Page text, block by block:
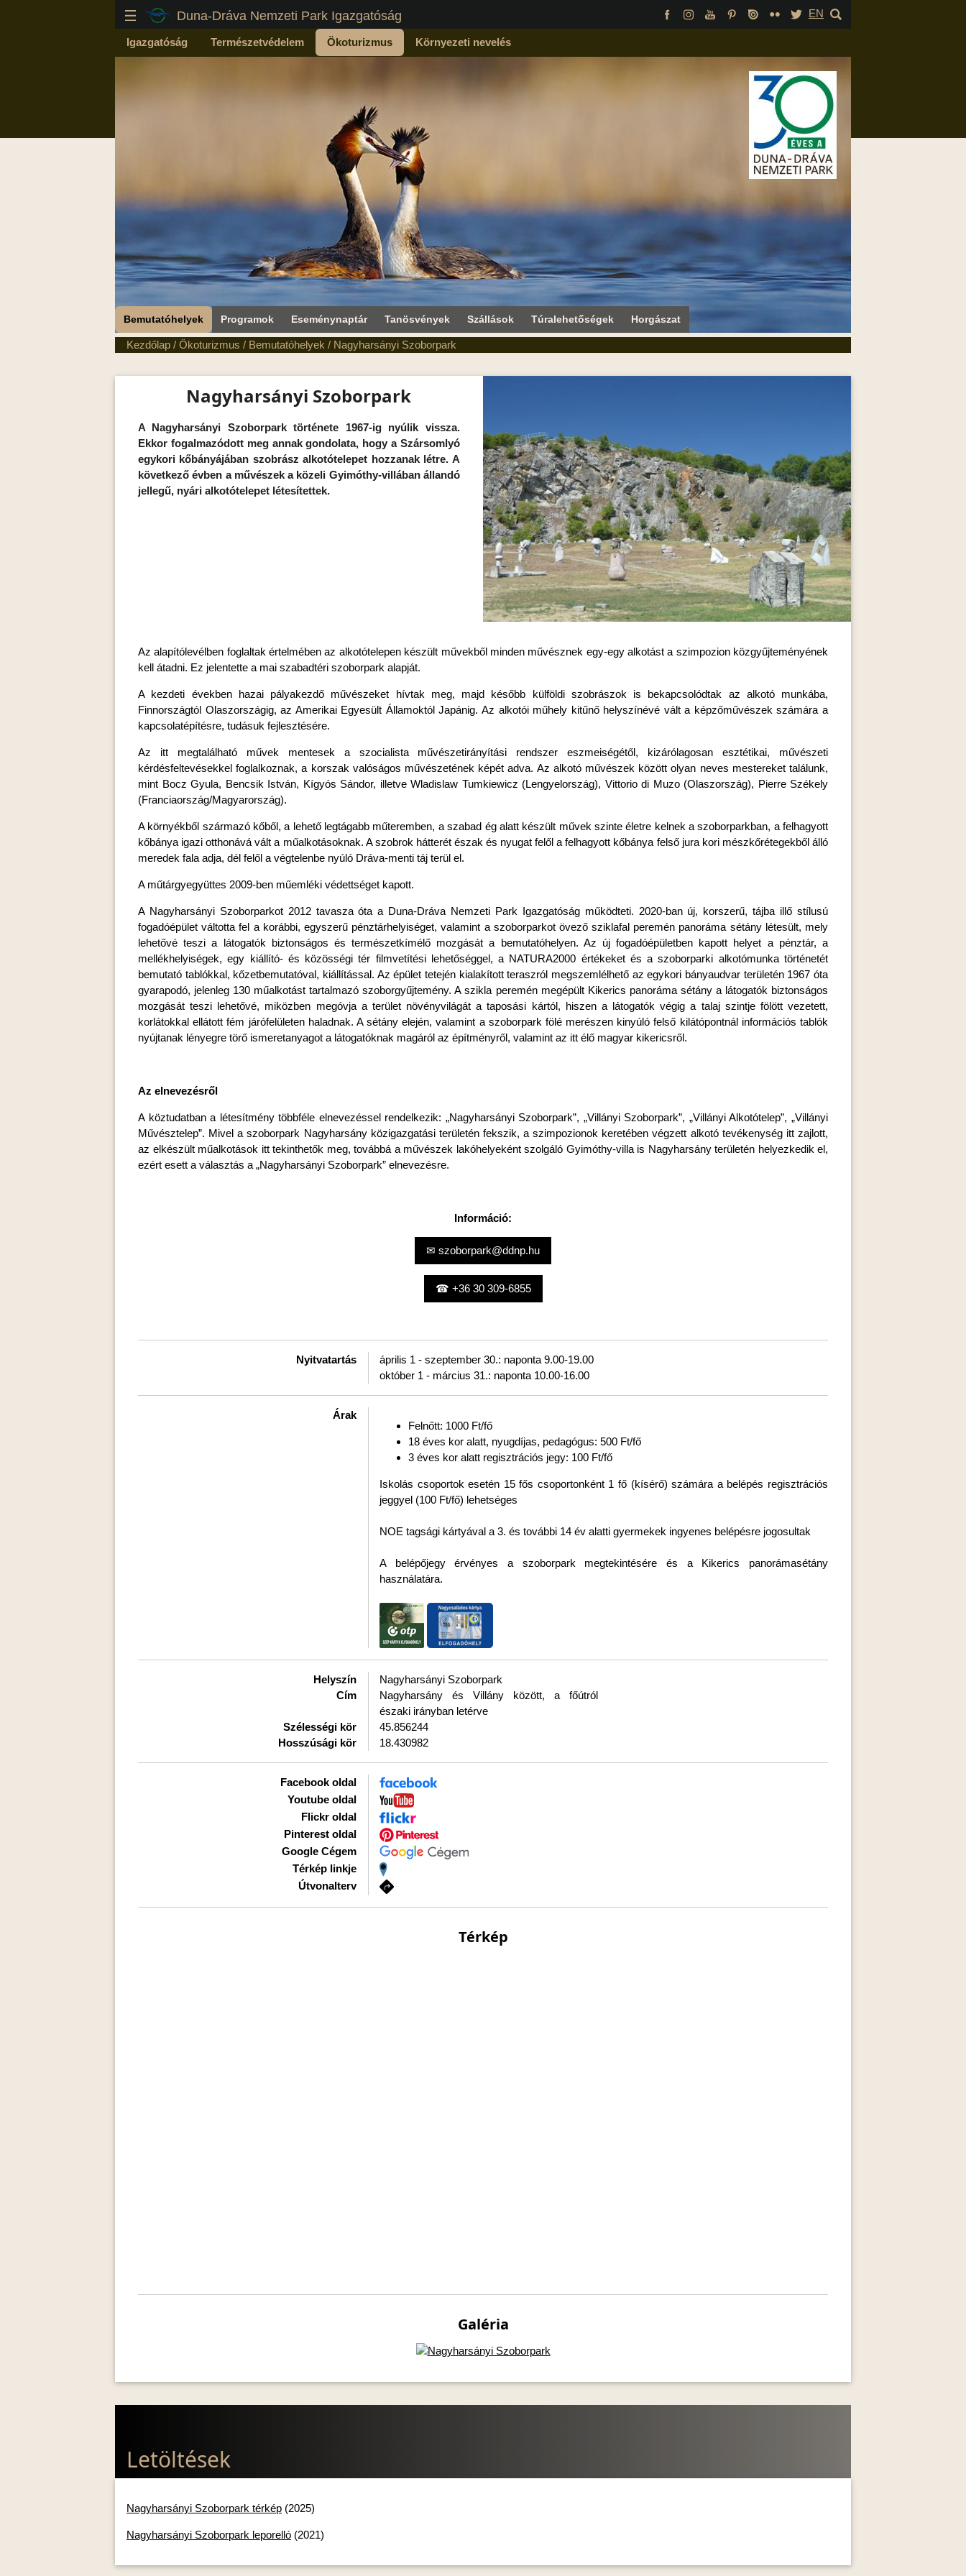
Duna-Dráva Nemzeti Park Igazgatóság EN
Igazgatóság Természetvédelem Ökoturizmus Környezeti nevelés
Bemutatóhelyek Programok Eseménynaptár Tanösvények Szállások Túralehetőségek Horgászat
Kezdőlap / Ökoturizmus / Bemutatóhelyek / Nagyharsányi Szoborpark
Nagyharsányi Szoborpark
A Nagyharsányi Szoborpark története 1967-ig nyúlik vissza.
Ekkor fogalmazódott meg annak gondolata, hogy a Szársomlyó
egykori kőbányájában szobrász alkotótelepet hozzanak létre. A
következő évben a művészek a közeli Gyimóthy-villában állandó
jellegű, nyári alkotótelepet létesítettek.
Az alapítólevélben foglaltak értelmében az alkotótelepen készült művekből minden művésznek egy-egy alkotást a szimpozion közgyűjteményének
kell átadni. Ez jelentette a mai szabadtéri szoborpark alapját.
A kezdeti években hazai pályakezdő művészeket hívtak meg, majd később külföldi szobrászok is bekapcsolódtak az alkotó munkába,
Finnországtól Olaszországig, az Amerikai Egyesült Államoktól Japánig. Az alkotói műhely kitűnő helyszínévé vált a képzőművészek számára a
kapcsolatépítésre, tudásuk fejlesztésére.
Az itt megtalálható művek mentesek a szocialista művészetirányítási rendszer eszmeiségétől, kizárólagosan esztétikai, művészeti
kérdésfeltevésekkel foglalkoznak, a korszak valóságos művészetének képét adva. Az alkotó művészek között olyan neves mestereket találunk,
mint Bocz Gyula, Bencsik István, Kígyós Sándor, illetve Wladislaw Tumkiewicz (Lengyelország), Vittorio di Muzo (Olaszország), Pierre Székely
(Franciaország/Magyarország).
A környékből származó kőből, a lehető legtágabb műteremben, a szabad ég alatt készült művek szinte életre kelnek a szoborparkban, a felhagyott
kőbánya igazi otthonává vált a műalkotásoknak. A szobrok hátterét észak és nyugat felől a felhagyott kőbánya felső jura kori mészkőrétegekből álló
meredek fala adja, dél felől a végtelenbe nyúló Dráva-menti táj terül el.
A műtárgyegyüttes 2009-ben műemléki védettséget kapott.
A Nagyharsányi Szoborparkot 2012 tavasza óta a Duna-Dráva Nemzeti Park Igazgatóság működteti. 2020-ban új, korszerű, tájba illő stílusú
fogadóépület váltotta fel a korábbi, egyszerű pénztárhelyiséget, valamint a szoborparkot övező sziklafal peremén panoráma sétány létesült, mely
lehetővé teszi a látogatók biztonságos és természetkímélő mozgását a bemutatóhelyen. Az új fogadóépületben kapott helyet a pénztár, a
mellékhelyiségek, egy kiállító- és közösségi tér filmvetítési lehetőséggel, a NATURA2000 értékeket és a szoborparki alkotómunka történetét
bemutató tablókkal, kőzetbemutatóval, kiállítással. Az épület tetején kialakított teraszról megszemlélhető az egykori bányaudvar területén 1967 óta
gyarapodó, jelenleg 130 műalkotást tartalmazó szoborgyűjtemény. A szikla peremén megépült Kikerics panoráma sétány a látogatók biztonságos
mozgását teszi lehetővé, miközben megóvja a terület növényvilágát a taposási kártól, hiszen a látogatók végig a talaj szintje fölött vezetett,
korlátokkal ellátott fém járófelületen haladnak. A sétány elején, valamint a szoborpark fölé merészen kinyúló felső kilátópontnál információs tablók
nyújtanak lényegre törő ismeretanyagot a látogatóknak magáról az építményről, valamint az itt élő magyar kikericsről.
Az elnevezésről
A köztudatban a létesítmény többféle elnevezéssel rendelkezik: „Nagyharsányi Szoborpark”, „Villányi Szoborpark”, „Villányi Alkotótelep”, „Villányi
Művésztelep”. Mivel a szoborpark Nagyharsány közigazgatási területén fekszik, a szimpozionok keretében végzett alkotó tevékenység itt zajlott,
az elkészült műalkotások itt tekinthetők meg, továbbá a művészek lakóhelyeként szolgáló Gyimóthy-villa is Nagyharsány területén helyezkedik el,
ezért esett a választás a „Nagyharsányi Szoborpark” elnevezésre.
Információ:
✉ szoborpark@ddnp.hu
☎ +36 30 309-6855
Nyitvatartás
április 1 - szeptember 30.: naponta 9.00-19.00
október 1 - március 31.: naponta 10.00-16.00
Árak
Felnőtt: 1000 Ft/fő
18 éves kor alatt, nyugdíjas, pedagógus: 500 Ft/fő
3 éves kor alatt regisztrációs jegy: 100 Ft/fő
Iskolás csoportok esetén 15 fős csoportonként 1 fő (kísérő) számára a belépés regisztrációs
jeggyel (100 Ft/fő) lehetséges
NOE tagsági kártyával a 3. és további 14 év alatti gyermekek ingyenes belépésre jogosultak
A belépőjegy érvényes a szoborpark megtekintésére és a Kikerics panorámasétány
használatára.
Helyszín
Nagyharsányi Szoborpark
Cím
Nagyharsány és Villány között, a főútról
északi irányban letérve
Szélességi kör
45.856244
Hosszúsági kör
18.430982
Facebook oldal
Youtube oldal
Flickr oldal
Pinterest oldal
Google Cégem
Térkép linkje
Útvonalterv
Térkép
Galéria
Letöltések
Nagyharsányi Szoborpark térkép (2025)
Nagyharsányi Szoborpark leporelló (2021)